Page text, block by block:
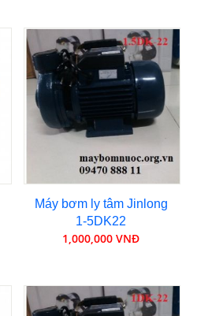
Máy bơm ly tâm Jinlong
1-5DK22
1,000,000 VNĐ